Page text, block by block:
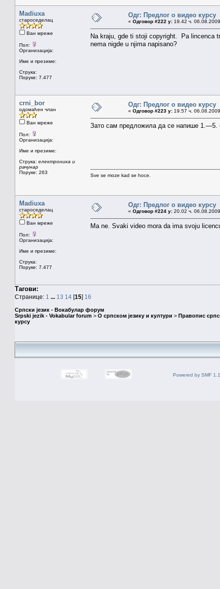
Madiuxa
староседелац
Ван мреже
Пол:
Организација:
Име и презиме:
Струка:
Поруке: 7.477
Одг: Предлог о видео курсу
« Одговор #222 у: 19.42 ч.
Na kraju, gde ti stoji copyright. Pa lincenca
nema nigde u njima napisano?
crni_bor
одомаћен члан
Ван мреже
Пол:
Организација:
Име и презиме:
Струка: електроника и
рачунар
Поруке: 263
Одг: Предлог о видео курсу
« Одговор #223 у: 19.57 ч.
Зато сам предложила да се напише 1.—5.
Sve se moze kad se hoce.
Madiuxa
староседелац
Ван мреже
Пол:
Организација:
Име и презиме:
Струка:
Поруке: 7.477
Одг: Предлог о видео курсу
« Одговор #224 у: 20.02 ч.
Ma ne. Svaki video mora da ima svoju
Тагови:
Странице: 1 ... 13 14 [15] 16
Српски језик - Вокабулар форум
Srpski jezik - Vokabular forum > О српском језику и култури > Правопис
курсу
Powered by SMF